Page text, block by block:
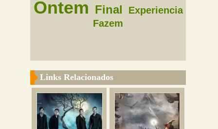
Ontem Final
Experiencia
Fazem
Links Relacionados